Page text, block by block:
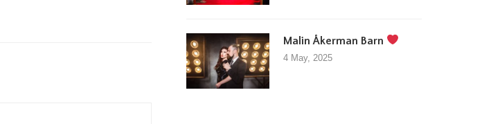
Malin Åkerman Barn
4 May, 2025